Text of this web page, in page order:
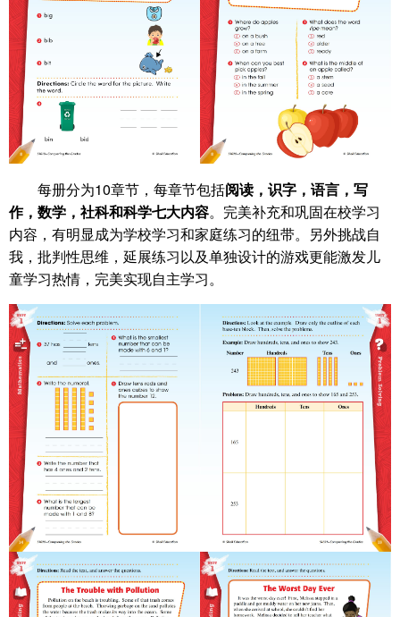
每册分为10章节，每章节包括阅读，识字，语言，写
作，数学，社科和科学七大内容。完美补充和巩固在校学习
内容，有明显成为学校学习和家庭练习的纽带。另外挑战自
我，批判性思维，延展练习以及单独设计的游戏更能激发儿
童学习热情，完美实现自主学习。